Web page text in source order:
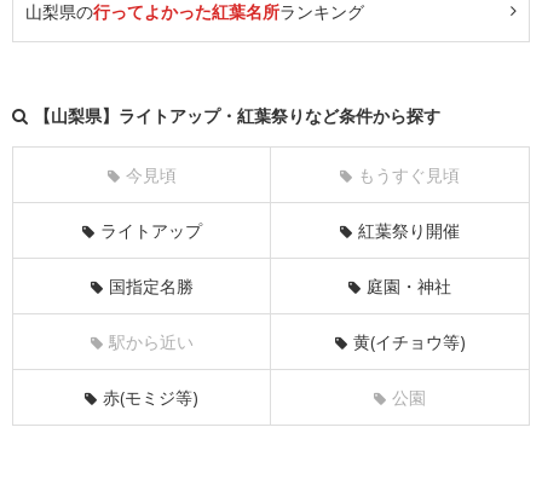
山梨県の行ってよかった紅葉名所ランキング
【山梨県】ライトアップ・紅葉祭りなど条件から探す
今見頃 もうすぐ見頃
ライトアップ 紅葉祭り開催
国指定名勝 庭園・神社
駅から近い 黄(イチョウ等)
赤(モミジ等) 公園